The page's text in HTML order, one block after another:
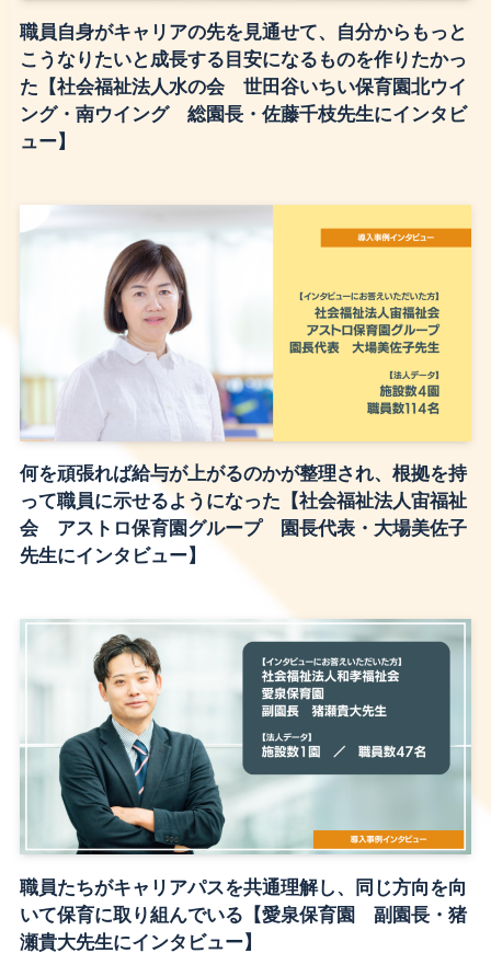
職員自身がキャリアの先を見通せて、自分からもっと
こうなりたいと成長する目安になるものを作りたかっ
た【社会福祉法人水の会 世田谷いちい保育園北ウイ
ング・南ウイング 総園長・佐藤千枝先生にインタビ
ュー】
何を頑張れば給与が上がるのかが整理され、根拠を持
って職員に示せるようになった【社会福祉法人宙福祉
会 アストロ保育園グループ 園長代表・大場美佐子
先生にインタビュー】
職員たちがキャリアパスを共通理解し、同じ方向を向
いて保育に取り組んでいる【愛泉保育園 副園長・猪
瀬貴大先生にインタビュー】